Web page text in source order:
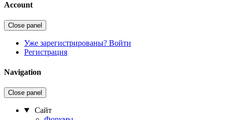
Account
Close panel
Уже зарегистрированы? Войти
Регистрация
Navigation
Close panel
Сайт